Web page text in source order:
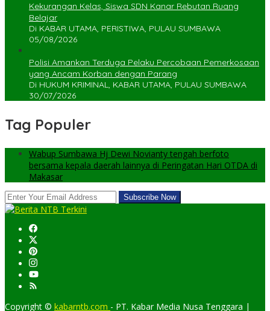
Kekurangan Kelas, Siswa SDN Kanar Rebutan Ruang
Belajar
Di KABAR UTAMA, PERISTIWA, PULAU SUMBAWA
05/08/2026
Polisi Amankan Terduga Pelaku Percobaan Pemerkosaan
yang Ancam Korban dengan Parang
Di HUKUM KRIMINAL, KABAR UTAMA, PULAU SUMBAWA
30/07/2026
Tag Populer
Wabup Sumbawa Hj Dewi Novianty tengah berfoto
bersama kepala daerah lainnya di Peringatan Hari OTDA di
Makasar
Copyright © kabarntb.com - PT. Kabar Media Nusa Tenggara |